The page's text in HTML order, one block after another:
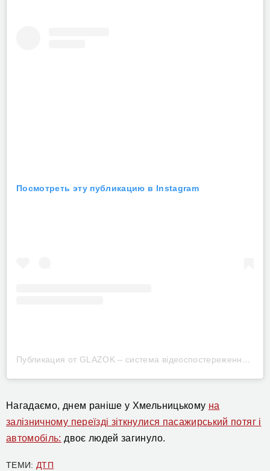
Посмотреть эту публикацию в Instagram
Публикация от GLAZOK – система відеоспостереження (@glazok.km)
Нагадаємо, днем раніше у Хмельницькому на
залізничному переїзді зіткнулися пасажирський потяг і
автомобіль: двоє людей загинуло.
ТЕМИ: ДТП